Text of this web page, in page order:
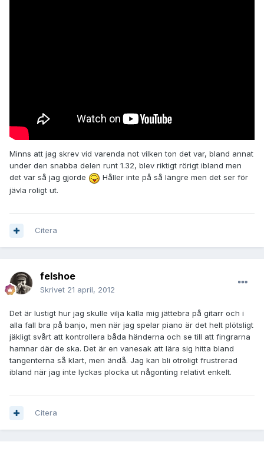
Minns att jag skrev vid varenda not vilken ton det var, bland annat
under den snabba delen runt 1.32, blev riktigt rörigt ibland men
det var så jag gjorde
Håller inte på så längre men det ser för
jävla roligt ut.
Citera
felshoe
Skrivet 21 april, 2012
Det är lustigt hur jag skulle vilja kalla mig jättebra på gitarr och i
alla fall bra på banjo, men när jag spelar piano är det helt plötsligt
jäkligt svårt att kontrollera båda händerna och se till att fingrarna
hamnar där de ska. Det är en vanesak att lära sig hitta bland
tangenterna så klart, men ändå. Jag kan bli otroligt frustrerad
ibland när jag inte lyckas plocka ut någonting relativt enkelt.
Citera